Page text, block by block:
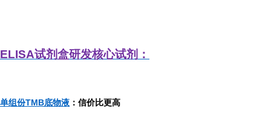
ELISA试剂盒研发核心试剂：
单组份TMB底物液 ：信价比更高